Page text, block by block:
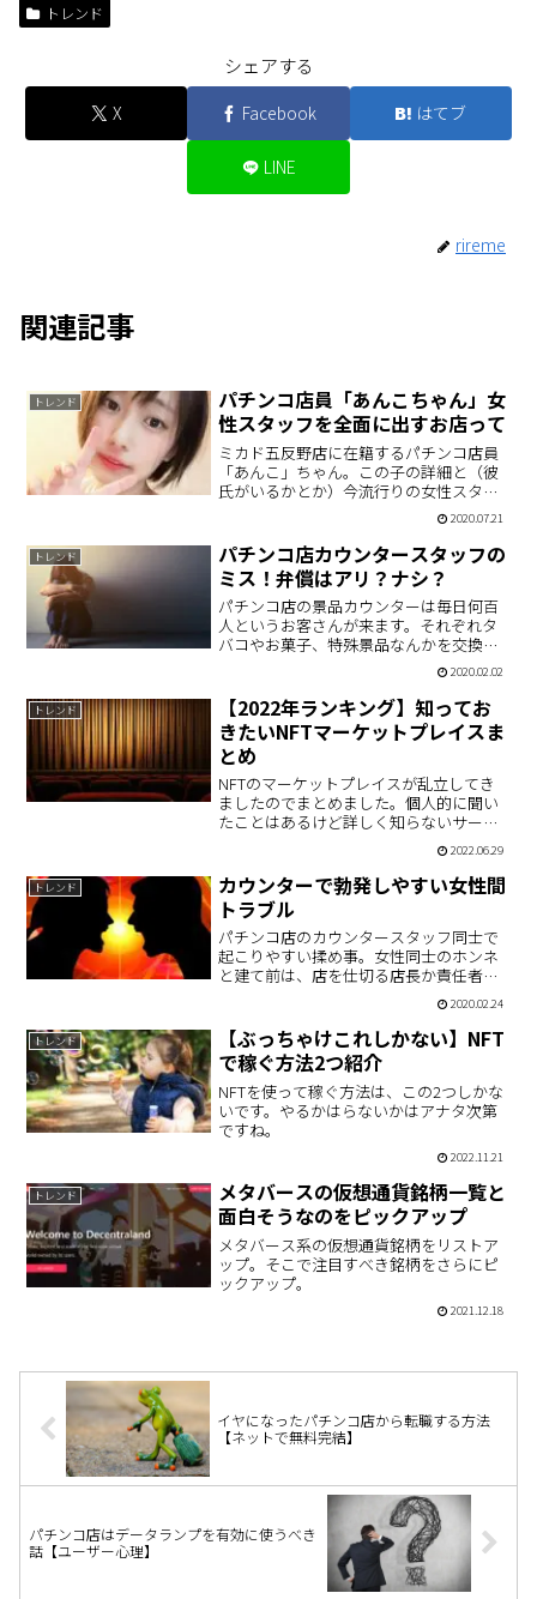
トレンド
シェアする
X Facebook はてブ
LINE
rireme
関連記事
トレンド
パチンコ店員「あんこちゃん」女
性スタッフを全面に出すお店って
ミカド五反野店に在籍するパチンコ店員
「あんこ」ちゃん。この子の詳細と（彼
氏がいるかとか）今流行りの女性スタッ
フをSNSで売っていくお店について書い
2020.07.21
トレンド
パチンコ店カウンタースタッフの
ミス！弁償はアリ？ナシ？
パチンコ店の景品カウンターは毎日何百
人というお客さんが来ます。それぞれタ
バコやお菓子、特殊景品なんかを交換し
ていくうちに間違って交換してしまうこ
ともあります。例えばそれによって店に
損害を与えてしまった場合は誰がその責
任を取るのか。実例を怒りを込めて記事
にしました。
2020.02.02
トレンド
【2022年ランキング】知ってお
きたいNFTマーケットプレイスま
とめ
NFTのマーケットプレイスが乱立してき
ましたのでまとめました。個人的に聞い
たことはあるけど詳しく知らないサービ
2022.06.29
トレンド
カウンターで勃発しやすい女性間
トラブル
パチンコ店のカウンタースタッフ同士で
起こりやすい揉め事。女性同士のホンネ
と建て前は、店を仕切る店長か責任者が
しっかりと把握しなければいけません。
ほんの一例ですが、当店であった事案で
すのでよろしければご覧ください。
2020.02.24
トレンド
【ぶっちゃけこれしかない】NFT
で稼ぐ方法2つ紹介
NFTを使って稼ぐ方法は、この2つしかな
いです。やるかはらないかはアナタ次第
ですね。
2022.11.21
トレンド
メタバースの仮想通貨銘柄一覧と
面白そうなのをピックアップ
メタバース系の仮想通貨銘柄をリストア
ップ。そこで注目すべき銘柄をさらにピ
ックアップ。
2021.12.18
イヤになったパチンコ店から転職する方法
【ネットで無料完結】
パチンコ店はデータランプを有効に使うべき
話【ユーザー心理】